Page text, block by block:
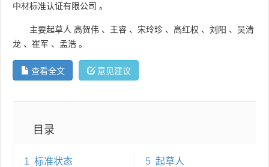
中材标准认证有限公司 。
主要起草人 高贺伟 、 王睿 、 宋玲珍 、 高红权 、 刘阳 、 吴清
龙 、 崔军 、 孟浩 。
查看全文 意见建议
目录
1 标准状态
5 起草人